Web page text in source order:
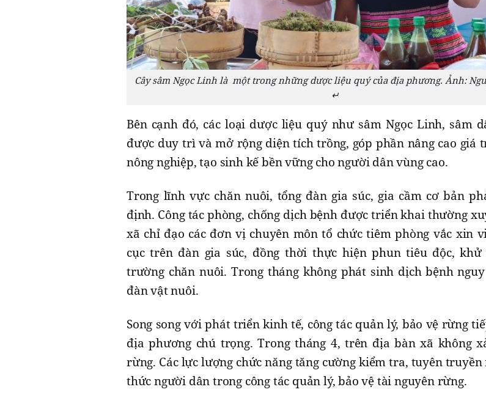
Cây sâm Ngọc Linh là một trong những dược liệu quý của địa phương. Ảnh:
↵
Bên cạnh đó, các loại dược liệu quý như sâm Ngọc Linh, sâm
được duy trì và mở rộng diện tích trồng, góp phần nâng cao giá
nông nghiệp, tạo sinh kế bền vững cho người dân vùng cao.
Trong lĩnh vực chăn nuôi, tổng đàn gia súc, gia cầm cơ bản
định. Công tác phòng, chống dịch bệnh được triển khai thường
xã chỉ đạo các đơn vị chuyên môn tổ chức tiêm phòng vắc xin
cục trên đàn gia súc, đồng thời thực hiện phun tiêu độc,
trường chăn nuôi. Trong tháng không phát sinh dịch bệnh
đàn vật nuôi.
Song song với phát triển kinh tế, công tác quản lý, bảo vệ rừng
địa phương chú trọng. Trong tháng 4, trên địa bàn xã không
rừng. Các lực lượng chức năng tăng cường kiểm tra, tuyên truyền
thức người dân trong công tác quản lý, bảo vệ tài nguyên rừng.